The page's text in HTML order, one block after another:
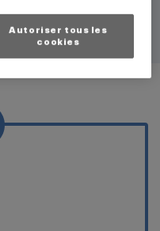
Autoriser tous les
cookies